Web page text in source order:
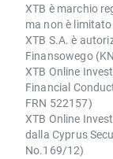
XTB è marchio
ma non è
XTB S.A. è
Finansowego
XTB Online
Financial
FRN 522157)
XTB Online
dalla Cyprus
No.169/12)